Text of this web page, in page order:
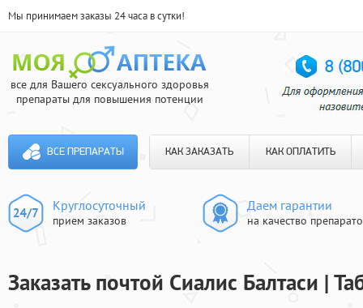
Мы принимаем заказы 24 часа в сутки!
все для Вашего сексуального здоровья
препараты для повышения потенции
ВСЕ ПРЕПАРАТЫ КАК ЗАКАЗАТЬ КАК ОПЛАТИТЬ
Круглосуточный
прием заказов
Даем гарантии
на качество
Заказать почтой Сиалис Балтаси |